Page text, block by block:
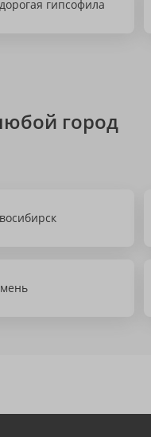
гипсофила
город